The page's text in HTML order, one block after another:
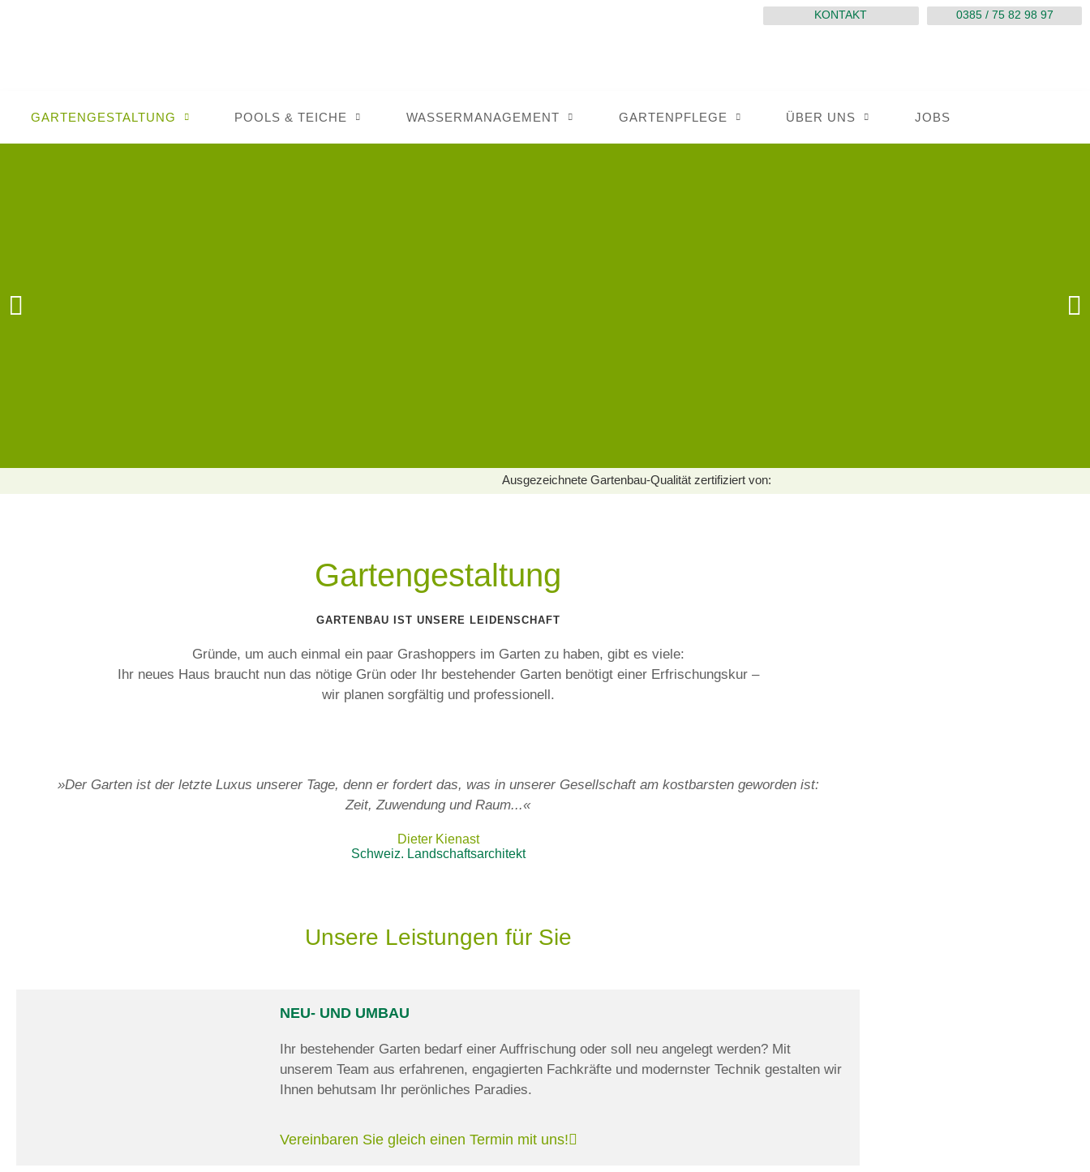
KONTAKT 0385 / 75 82 98 97
GARTENGESTALTUNG POOLS & TEICHE WASSERMANAGEMENT GARTENPFLEGE ÜBER UNS JOBS
KLEINOD
Ausgezeichnete Gartenbau-Qualität zertifiziert von:
Gartengestaltung
GARTENBAU IST UNSERE LEIDENSCHAFT
Gründe, um auch einmal ein paar Grashoppers im Gartenzu haben, gibt es viele:
Ihr neues Haus braucht nun das nötige Grün oder Ihr bestehender Garten benötigt einer Erfrischungskur –
wir planen sorgfältigund professionell.
»Der Garten ist der letzte Luxus unserer Tage, denn er fordert das, was in unserer Gesellschaft am kostbarsten geworden ist:
Zeit, Zuwendung und Raum...«
Dieter Kienast
Schweiz. Landschaftsarchitekt
Unsere Leistungen für Sie
NEU- UND UMBAU​
Ihr bestehender Garten bedarf einer Auffrischung oder soll neu angelegt werden? Mit
unserem Team aus erfahrenen, engagierten Fachkräfte und modernster Technik gestalten wir
Ihnen behutsam Ihr perönliches Paradies.
Vereinbaren Sie gleich einen Termin mit uns!